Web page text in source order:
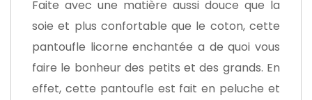
Faite avec une matière aussi douce que la
soie et plus confortable que le coton, cette
pantoufle licorne enchantée a de quoi vous
faire le bonheur des petits et des grands. En
effet, cette pantoufle est fait en peluche et